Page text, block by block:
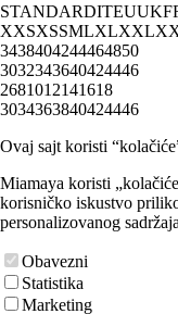
STANDARDITEUUK
XXSXSSMLXLXXL
3438404244464850
3032343640424446
2681012141618
3034363840424446
Ovaj sajt koristi
Miamaya koristi
korisničko iskustvo
personalizovanog
Obavezni
Statistika
Marketing